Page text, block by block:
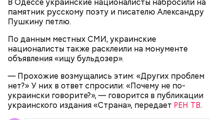
В Одессе украинские националисты набросили на
памятник русскому поэту и писателю Александру
Пушкину петлю.
По данным местных СМИ, украинские
националисты также расклеили на монументе
объявления «ищу бульдозер».
— Прохожие возмущались этим: «Других проблем
нет?» У них в ответ спросили: «Почему не по-
украински говорите?», — говорится в публикации
украинского издания «Страна», передает РЕН ТВ.
Фото: wikimedia.org